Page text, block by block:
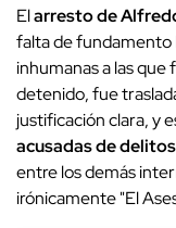
Elarresto de
falta de fundamento
inhumanas a las
detenido, fue
justificación clara, y
acusadas de
entre los demás
irónicamente "El